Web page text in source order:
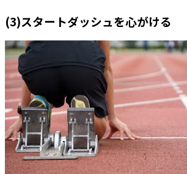
(3)スタートダッシュを心がける